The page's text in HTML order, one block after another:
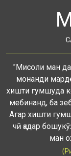
"Мисоли ман
монанди
хишти гумшуда
мебинанд, ба
Агар хишти
чӣ қадар
ман